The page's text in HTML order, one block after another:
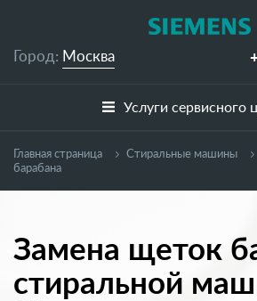
Город: Москва
Услуги сервисного
Главная страница Cтиральные машины
барабана
Замена щеток
стиральной